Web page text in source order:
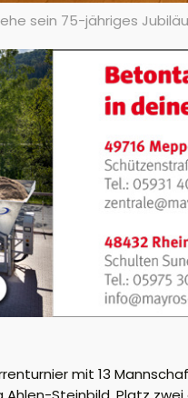
sein 75-jähriges
mit 13